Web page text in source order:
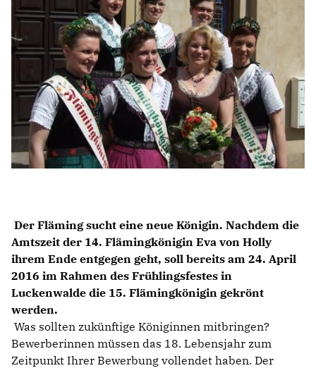
Mitglied werden
SPENDEN
Der Fläming sucht eine neue Königin. Nachdem die
Amtszeit der 14. Flämingkönigin Eva von Holly
ihrem Ende entgegen geht, soll bereits am 24. April
2016 im Rahmen des Frühlingsfestes in
Luckenwalde die 15. Flämingkönigin gekrönt
werden.
Was sollten zukünftige Königinnen mitbringen?
Bewerberinnen müssen das 18. Lebensjahr zum
Zeitpunkt Ihrer Bewerbung vollendet haben. Der